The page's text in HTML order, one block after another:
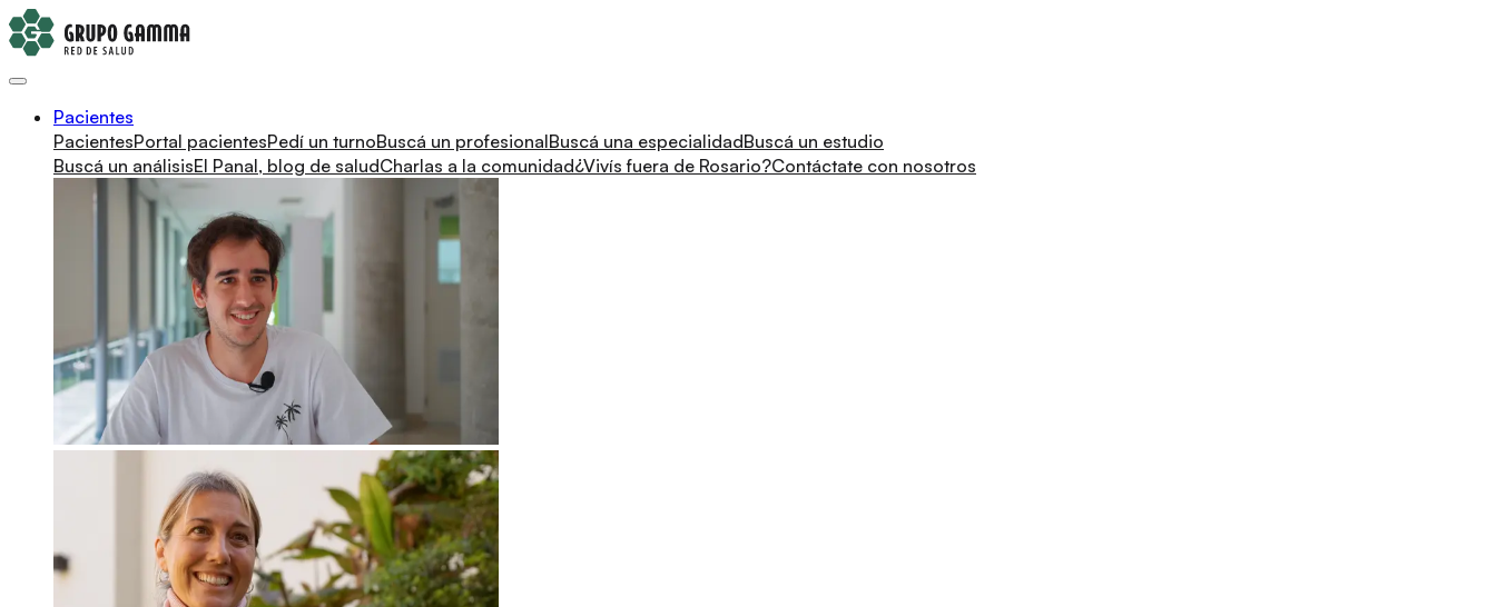
Pacientes
PacientesPortal pacientesPedí un turnoBuscá un profesionalBuscá una especialidadBuscá un estudio
Buscá un análisisEl Panal, blog de saludCharlas a la comunidad¿Vivís fuera de Rosario?Contáctate con nosotros